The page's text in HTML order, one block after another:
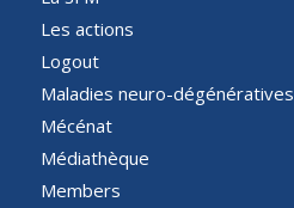
Les actions
Logout
Maladies neuro-dégénératives
Mécénat
Médiathèque
Members